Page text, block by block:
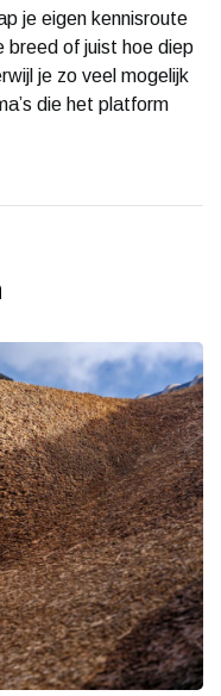
je eigen kennisroute
of juist hoe diep
je zo veel mogelijk
die het platform